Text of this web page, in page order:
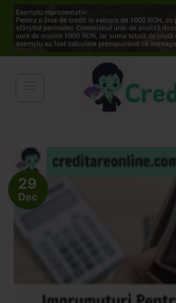
Skip
content
29
Dec